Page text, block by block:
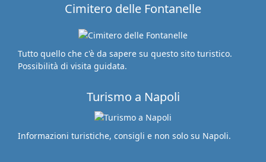
Cimitero delle Fontanelle
Tutto quello che c'è da sapere su questo sito turistico.
Possibilità di visita guidata.
Turismo a Napoli
Informazioni turistiche, consigli e non solo su Napoli.